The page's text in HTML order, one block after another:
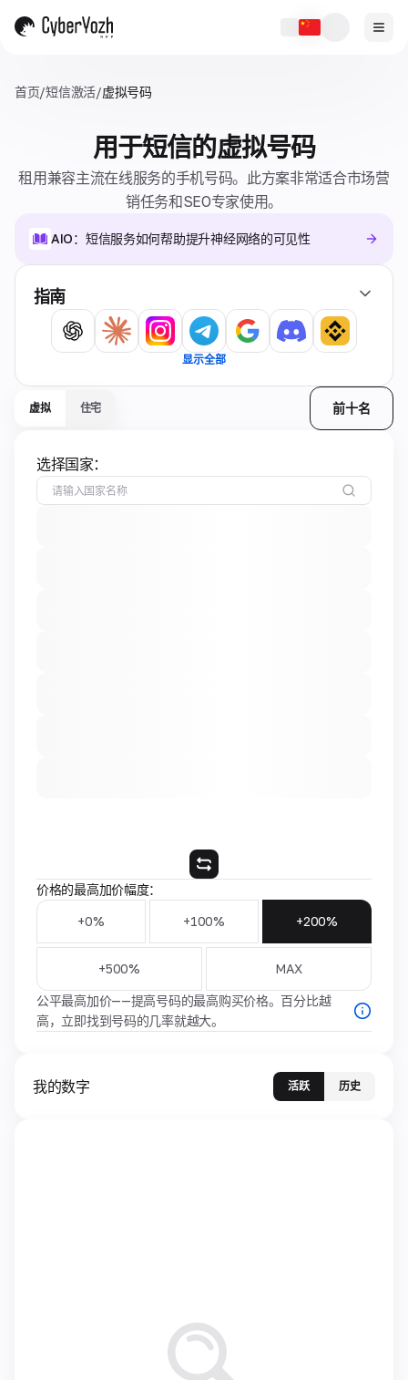
首页/短信激活/虚拟号码
用于短信的虚拟号码
租用兼容主流在线服务的手机号码。此方案非常适合市场营
销任务和SEO专家使用。
AIO：短信服务如何帮助提升神经网络的可见性
指南
显示全部
虚拟 住宅 前十名
选择国家：
价格的最高加价幅度：
+0% +100% +200%
+500% MAX
公平最高加价——提高号码的最高购买价格。百分比越
高，立即找到号码的几率就越大。
我的数字 活跃 历史